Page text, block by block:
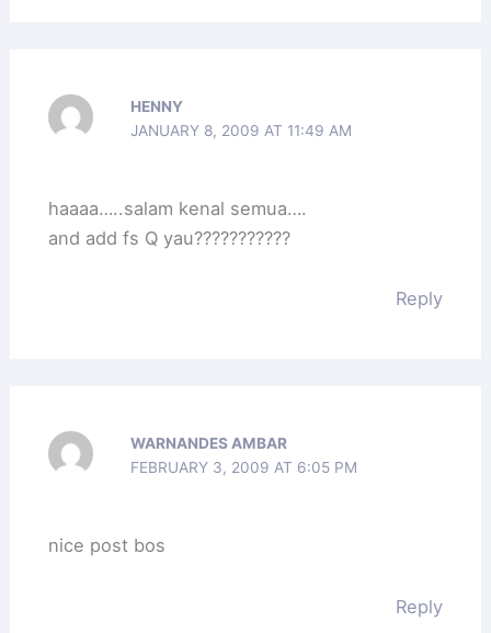
HENNY
JANUARY 8, 2009 AT 11:49 AM
haaaa…..salam kenal semua….
and add fs Q yau???????????
Reply
WARNANDES AMBAR
FEBRUARY 3, 2009 AT 6:05 PM
nice post bos
Reply